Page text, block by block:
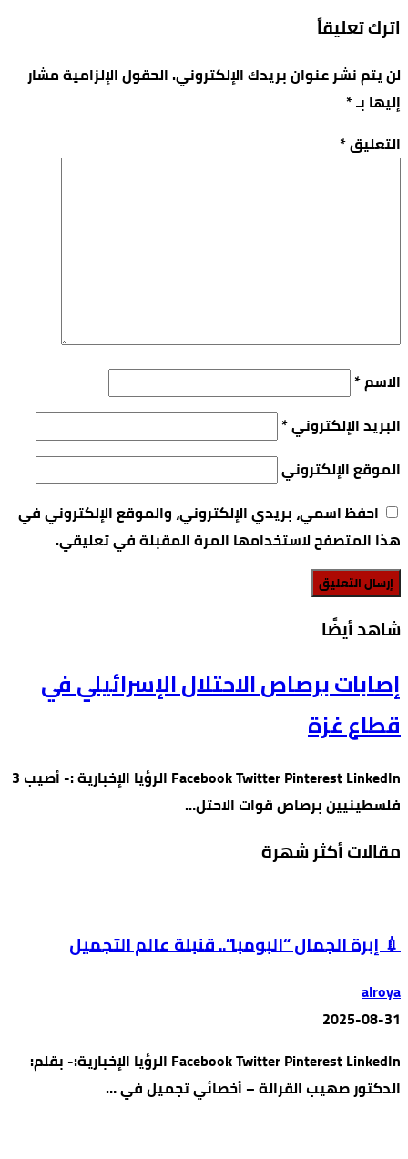
اترك تعليقاً
لن يتم نشر عنوان بريدك الإلكتروني.الحقول الإلزامية مشار
إليها بـ*
التعليق*
الاسم*
البريد الإلكتروني*
الموقع الإلكتروني
احفظ اسمي، بريدي الإلكتروني، والموقع الإلكتروني في
هذا المتصفح لاستخدامها المرة المقبلة في تعليقي.
‫شاهد أيضًا‬
إصابات برصاص الاحتلال الإسرائيلي في
قطاع غزة
Facebook Twitter Pinterest LinkedIn الرؤيا الإخبارية :- أصيب 3
فلسطينيين برصاص قوات الاحتل…
مقالات أكثر شهرة
💉 إبرة الجمال “البومبا”.. قنبلة عالم التجميل
alroya
2025-08-31
Facebook Twitter Pinterest LinkedIn الرؤيا الإخبارية:- بقلم:
الدكتور صهيب القرالة – أخصائي تجميل في …